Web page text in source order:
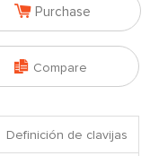
 Purchase
 Compare
Definición de clavijas